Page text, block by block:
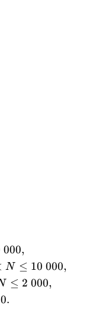
\times
000,
N ≤ 10 000,
≤ 2 000,